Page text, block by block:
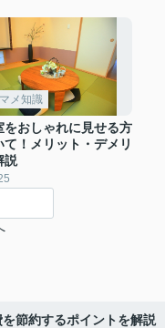
メ知識
をおしゃれに見せる方
て！メリット・デメリ
説
節約するポイントを解説